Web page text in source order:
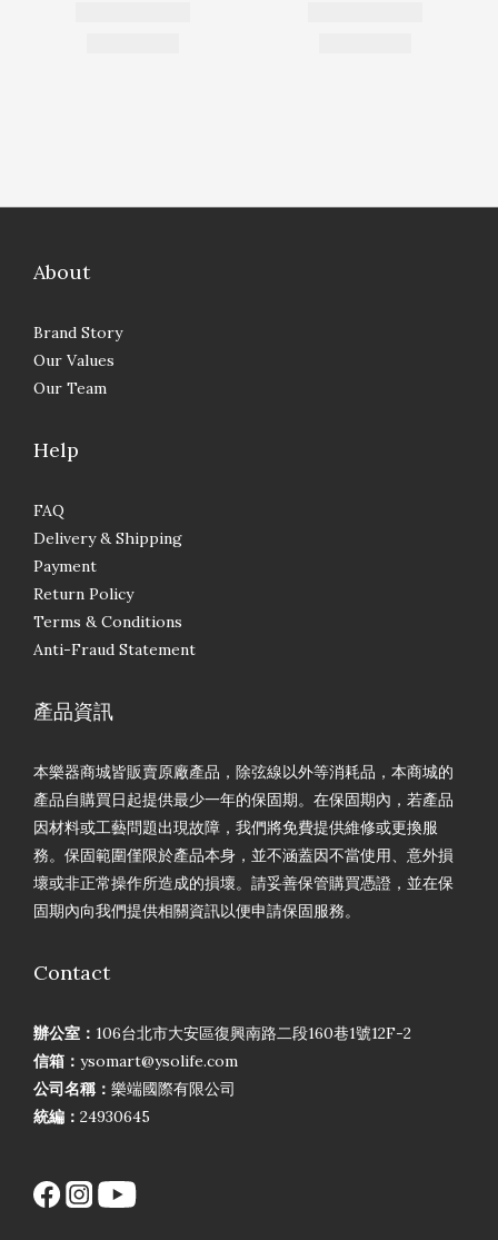
About
Brand Story
Our Values
Our Team
Help
FAQ
Delivery & Shipping
Payment
Return Policy
Terms & Conditions
Anti-Fraud Statement
產品資訊
本樂器商城皆販賣原廠產品，除弦線以外等消耗品，本商城的
產品自購買日起提供最少一年的保固期。在保固期內，若產品
因材料或工藝問題出現故障，我們將免費提供維修或更換服
務。保固範圍僅限於產品本身，並不涵蓋因不當使用、意外損
壞或非正常操作所造成的損壞。請妥善保管購買憑證，並在保
固期內向我們提供相關資訊以便申請保固服務。
Contact
辦公室： 106台北市大安區復興南路二段160巷1號12F-2
信箱： ysomart@ysolife.com
公司名稱： 樂端國際有限公司
統編： 24930645